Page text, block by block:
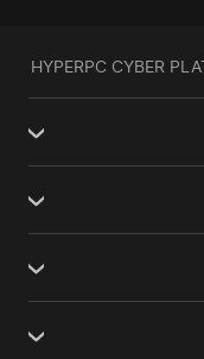
HYPERPC CYBER